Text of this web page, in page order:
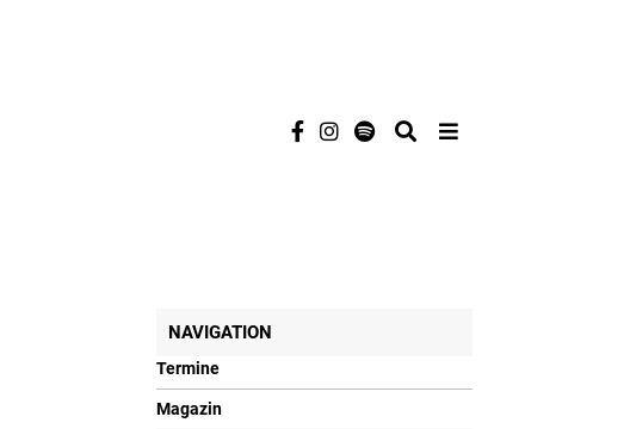
NAVIGATION
Termine
Magazin